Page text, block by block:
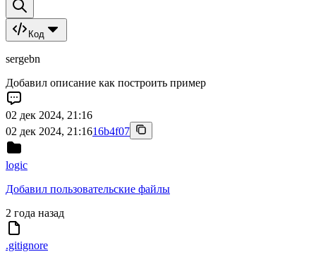
Код
sergebn
Добавил описание как построить пример
02 дек 2024, 21:16
02 дек 2024, 21:1616b4f07
logic
Добавил пользовательские файлы
2 года назад
.gitignore